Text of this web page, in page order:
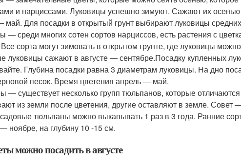
и нарциссами. Луковицы успешно зимуют. Сажают их
май. Для посадки в открытый грунт выбирают луковицы
— среди многих сотен сортов нарциссов, есть растения с
сорта могут зимовать в открытом грунте, где луковицы
луковицы сажают в августе — сентябре.Посадку купленных
Глубина посадки равна 3 диаметрам луковицы. На дно
песок. Время цветения апрель — май.
— существует несколько групп тюльпанов, которые отличаются
из земли после цветения, другие оставляют в земле. Совет
тюльпаны можно выкапывать 1 раз в 3 года. Ранние
ноябре, на глубину 10 -15 см.
можно посадить в августе